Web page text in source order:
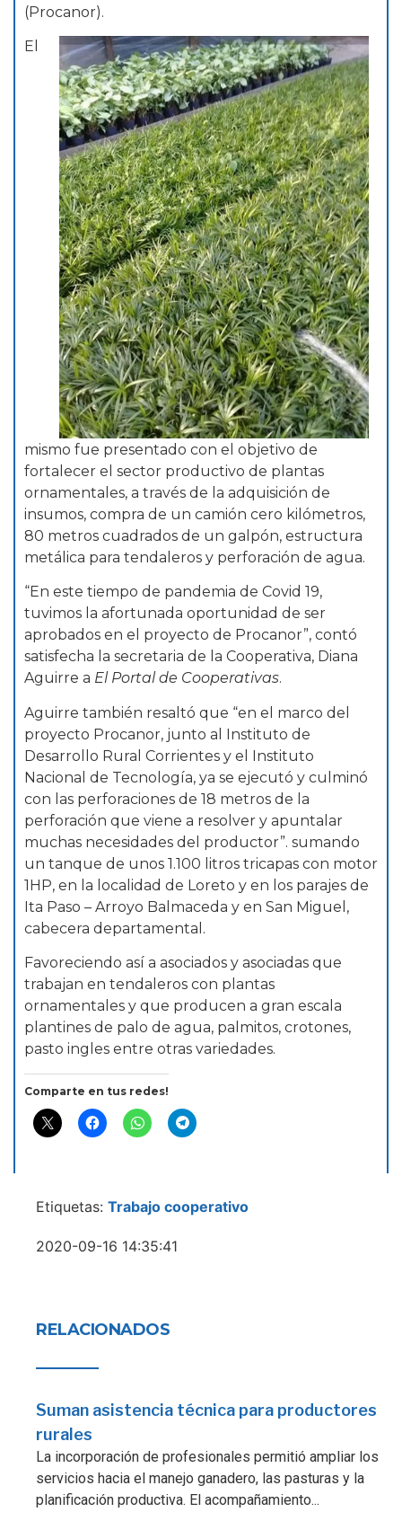
(Procanor).
El
mismo fue presentado con el objetivo de
fortalecer el sector productivo de plantas
ornamentales, a través de la adquisición de
insumos, compra de un camión cero kilómetros,
80 metros cuadrados de un galpón, estructura
metálica para tendaleros y perforación de agua.
“En este tiempo de pandemia de Covid 19,
tuvimos la afortunada oportunidad de ser
aprobados en el proyecto de Procanor”, contó
satisfecha la secretaria de la Cooperativa, Diana
Aguirre a El Portal de Cooperativas.
Aguirre también resaltó que “en el marco del
proyecto Procanor, junto al Instituto de
Desarrollo Rural Corrientes y el Instituto
Nacional de Tecnología, ya se ejecutó y culminó
con las perforaciones de 18 metros de la
perforación que viene a resolver y apuntalar
muchas necesidades del productor”. sumando
un tanque de unos 1.100 litros tricapas con motor
1HP, en la localidad de Loreto y en los parajes de
Ita Paso – Arroyo Balmaceda y en San Miguel,
cabecera departamental.
Favoreciendo así a asociados y asociadas que
trabajan en tendaleros con plantas
ornamentales y que producen a gran escala
plantines de palo de agua, palmitos, crotones,
pasto ingles entre otras variedades.
Comparte en tus redes!
Etiquetas: Trabajo cooperativo
2020-09-16 14:35:41
RELACIONADOS
Suman asistencia técnica para productores
rurales
La incorporación de profesionales permitió ampliar los
servicios hacia el manejo ganadero, las pasturas y la
planificación productiva. El acompañamiento...